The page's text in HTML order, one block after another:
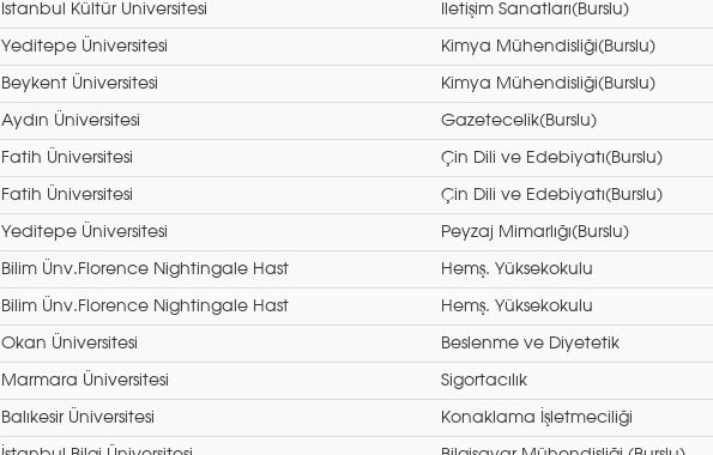
İstanbul Kültür Üniversitesi İletişim Sanatları(Burslu)
Yeditepe Üniversitesi Kimya Mühendisliği(Burslu)
Beykent Üniversitesi Kimya Mühendisliği(Burslu)
Aydın Üniversitesi Gazetecelik(Burslu)
Fatih Üniversitesi Çin Dili ve Edebiyatı(Burslu)
Fatih Üniversitesi Çin Dili ve Edebiyatı(Burslu)
Yeditepe Üniversitesi Peyzaj Mimarlığı(Burslu)
Bilim Ünv.Florence Nightingale Hast Hemş. Yüksekokulu
Bilim Ünv.Florence Nightingale Hast Hemş. Yüksekokulu
Okan Üniversitesi Beslenme ve Diyetetik
Marmara Üniversitesi Sigortacılık
Balıkesir Üniversitesi Konaklama İşletmeciliği